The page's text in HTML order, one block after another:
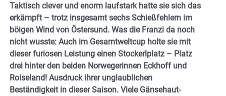
Taktisch clever und enorm laufstark hatte sie sich das
erkämpft – trotz insgesamt sechs Schießfehlern im
böigen Wind von Östersund. Was die Franzi da noch
nicht wusste: Auch im Gesamtweltcup holte sie mit
dieser furiosen Leistung einen Stockerlplatz – Platz
drei hinter den beiden Norwegerinnen Eckhoff und
Roiseland! Ausdruck ihrer unglaublichen
Beständigkeit in dieser Saison. Viele Gänsehaut-